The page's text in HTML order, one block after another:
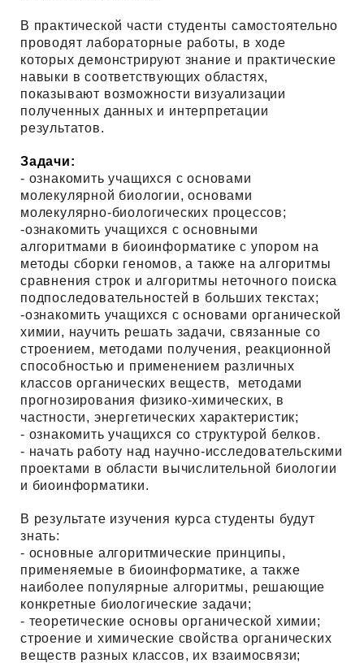
В практической части студенты самостоятельно
проводят лабораторные работы, в ходе
которых демонстрируют знание и практические
навыки в соответствующих областях,
показывают возможности визуализации
полученных данных и интерпретации
результатов.
Задачи:
- ознакомить учащихся с основами
молекулярной биологии, основами
молекулярно-биологических процессов;
-ознакомить учащихся с основными
алгоритмами в биоинформатике с упором на
методы сборки геномов, а также на алгоритмы
сравнения строк и алгоритмы неточного поиска
подпоследовательностей в больших текстах;
-ознакомить учащихся с основами органической
химии, научить решать задачи, связанные со
строением, методами получения, реакционной
способностью и применением различных
классов органических веществ, методами
прогнозирования физико-химических, в
частности, энергетических характеристик;
- ознакомить учащихся со структурой белков.
- начать работу над научно-исследовательскими
проектами в области вычислительной биологии
и биоинформатики.
В результате изучения курса студенты будут
знать:
- основные алгоритмические принципы,
применяемые в биоинформатике, а также
наиболее популярные алгоритмы, решающие
конкретные биологические задачи;
- теоретические основы органической химии;
строение и химические свойства органических
веществ разных классов, их взаимосвязи;